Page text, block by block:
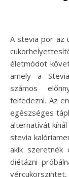
A stevia por az utóbbi években egyre népszerűbbé vált a
életmódot
amely a
számos
felfedezni. Az
egészséges
alternatívát
stevia
akik szeretnék
diétázni